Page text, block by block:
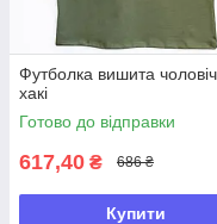
Футболка вишита
хакі
Готово до відправки
617,40 ₴ 686 ₴
Купити